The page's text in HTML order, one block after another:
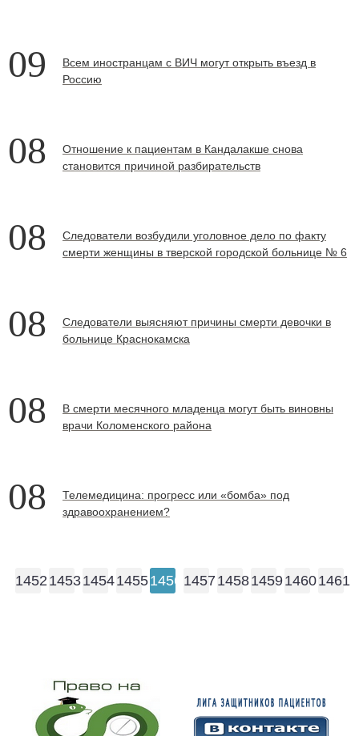
09
Всем иностранцам с ВИЧ могут открыть въезд в
Россию
08
Отношение к пациентам в Кандалакше снова
становится причиной разбирательств
08
Следователи возбудили уголовное дело по факту
смерти женщины в тверской городской больнице № 6
08
Cледователи выясняют причины смерти девочки в
больнице Краснокамска
08
В смерти месячного младенца могут быть виновны
врачи Коломенского района
08
Телемедицина: прогресс или «бомба» под
здравоохранением?
1452 1453145414551456 1457 1458145914601461